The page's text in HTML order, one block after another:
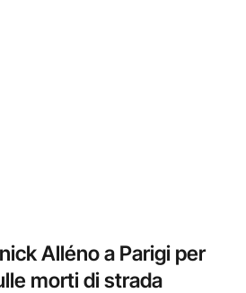
Alléno a Parigi per
morti di strada